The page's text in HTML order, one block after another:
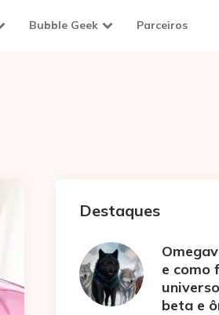
Bubble Geek Parceiros
Destaques
e como
beta e